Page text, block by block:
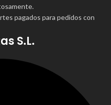
pagados para pedidos con
S.L.